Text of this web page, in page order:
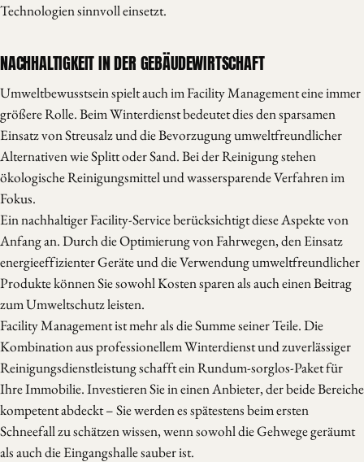
Technologien sinnvoll einsetzt.
NACHHALTIGKEIT IN DER GEBÄUDEWIRTSCHAFT
Umweltbewusstsein spielt auch im Facility Management eine immer
größere Rolle. Beim Winterdienst bedeutet dies den sparsamen
Einsatz von Streusalz und die Bevorzugung umweltfreundlicher
Alternativen wie Splitt oder Sand. Bei der Reinigung stehen
ökologische Reinigungsmittel und wassersparende Verfahren im
Fokus.
Ein nachhaltiger Facility-Service berücksichtigt diese Aspekte von
Anfang an. Durch die Optimierung von Fahrwegen, den Einsatz
energieeffizienter Geräte und die Verwendung umweltfreundlicher
Produkte können Sie sowohl Kosten sparen als auch einen Beitrag
zum Umweltschutz leisten.
Facility Management ist mehr als die Summe seiner Teile. Die
Kombination aus professionellem Winterdienst und zuverlässiger
Reinigungsdienstleistung schafft ein Rundum-sorglos-Paket für
Ihre Immobilie. Investieren Sie in einen Anbieter, der beide Bereiche
kompetent abdeckt – Sie werden es spätestens beim ersten
Schneefall zu schätzen wissen, wenn sowohl die Gehwege geräumt
als auch die Eingangshalle sauber ist.